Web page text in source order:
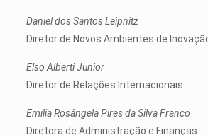
Daniel dos Santos Leipnitz
Diretor de Novos Ambientes de
Elso Alberti Junior
Diretor de Relações Internacionais
Emília Rosângela Pires da Silva Franco
Diretora de Administração e Finanças